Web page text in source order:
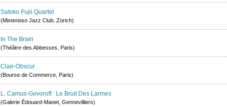
Satoko Fujii Quartet
(Misterioso Jazz Club, Zürich)
In The Brain
(Théâtre des Abbesses, Paris)
Clair-Obscur
(Bourse de Commerce, Paris)
L. Camus-Govoroff : Le Bruit Des Larmes
(Galerie Édouard-Manet, Gennevilliers)